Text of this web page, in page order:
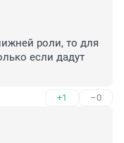
роли, то для
если дадут
+1 –0